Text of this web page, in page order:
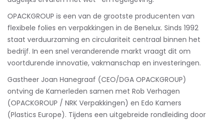
OPACKGROUP is een van de grootste producenten van
flexibele folies en verpakkingen in de Benelux. Sinds 1992
staat verduurzaming en circulariteit centraal binnen het
bedrijf. In een snel veranderende markt vraagt dit om
voortdurende innovatie, vakmanschap en investeringen.
Gastheer Joan Hanegraaf (CEO/DGA OPACKGROUP)
ontving de Kamerleden samen met Rob Verhagen
(OPACKGROUP / NRK Verpakkingen) en Edo Kamers
(Plastics Europe). Tijdens een uitgebreide rondleiding door